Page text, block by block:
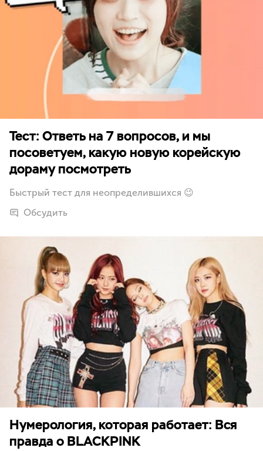
Тест: Ответь на 7 вопросов, и мы
посоветуем, какую новую корейскую
дораму посмотреть
Быстрый тест для неопределившихся 😉
Обсудить
Нумерология, которая работает: Вся
правда о BLACKPINK